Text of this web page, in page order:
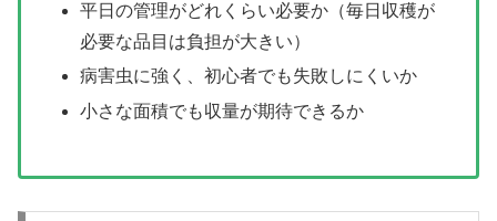
平日の管理がどれくらい必要か（毎日収穫が
必要な品目は負担が大きい）
病害虫に強く、初心者でも失敗しにくいか
小さな面積でも収量が期待できるか